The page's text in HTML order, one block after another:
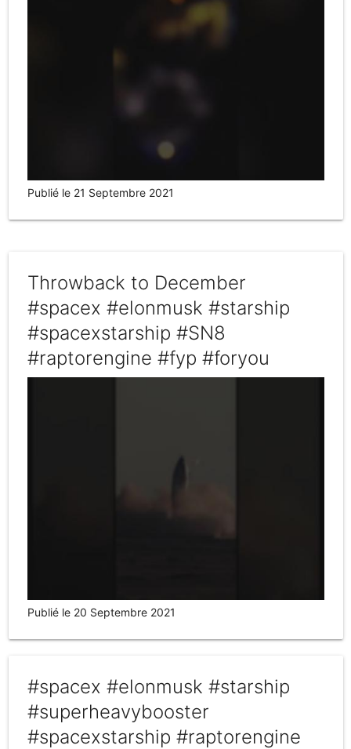
Publié le 21 Septembre 2021
Throwback to December
#spacex #elonmusk #starship
#spacexstarship #SN8
#raptorengine #fyp #foryou
Publié le 20 Septembre 2021
#spacex #elonmusk #starship
#superheavybooster
#spacexstarship #raptorengine